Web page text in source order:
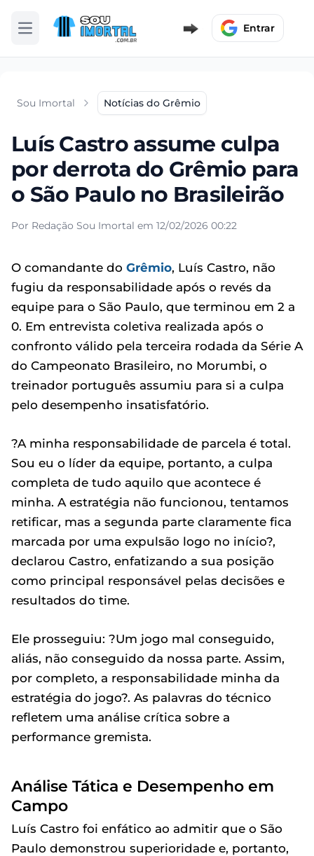
Abrir menu Entrar
Sou Imortal Notícias do Grêmio
Luís Castro assume culpa
por derrota do Grêmio para
o São Paulo no Brasileirão
Por Redação Sou Imortal em 12/02/2026 00:22
O comandante do Grêmio, Luís Castro, não
fugiu da responsabilidade após o revés da
equipe para o São Paulo, que terminou em 2 a
0. Em entrevista coletiva realizada após o
confronto válido pela terceira rodada da Série A
do Campeonato Brasileiro, no Morumbi, o
treinador português assumiu para si a culpa
pelo desempenho insatisfatório.
?A minha responsabilidade de parcela é total.
Sou eu o líder da equipe, portanto, a culpa
completa de tudo aquilo que acontece é
minha. A estratégia não funcionou, tentamos
retificar, mas a segunda parte claramente fica
marcada por uma expulsão logo no início?,
declarou Castro, enfatizando a sua posição
como principal responsável pelas decisões e
resultados do time.
Ele prosseguiu: ?Um jogo mal conseguido,
aliás, não conseguido da nossa parte. Assim,
por completo, a responsabilidade minha da
estratégia do jogo?. As palavras do técnico
refletem uma análise crítica sobre a
performance gremista.
Análise Tática e Desempenho em
Campo
Luís Castro foi enfático ao admitir que o São
Paulo demonstrou superioridade e, portanto,